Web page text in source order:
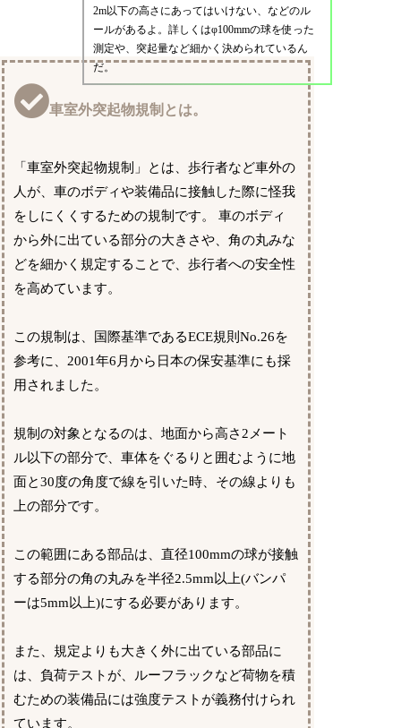
2m以下の高さにあってはいけない、などのル
ールがあるよ。詳しくはφ100mmの球を使った
測定や、突起量など細かく決められているん
だ。
車室外突起物規制とは。
「車室外突起物規制」とは、歩行者など車外の
人が、車のボディや装備品に接触した際に怪我
をしにくくするための規制です。 車のボディ
から外に出ている部分の大きさや、角の丸みな
どを細かく規定することで、歩行者への安全性
を高めています。
この規制は、国際基準であるECE規則No.26を
参考に、2001年6月から日本の保安基準にも採
用されました。
規制の対象となるのは、地面から高さ2メート
ル以下の部分で、車体をぐるりと囲むように地
面と30度の角度で線を引いた時、その線よりも
上の部分です。
この範囲にある部品は、直径100mmの球が接触
する部分の角の丸みを半径2.5mm以上(バンパ
ーは5mm以上)にする必要があります。
また、規定よりも大きく外に出ている部品に
は、負荷テストが、ルーフラックなど荷物を積
むための装備品には強度テストが義務付けられ
ています。